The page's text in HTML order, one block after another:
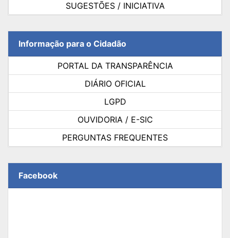
SUGESTÕES / INICIATIVA
Informação para o Cidadão
PORTAL DA TRANSPARÊNCIA
DIÁRIO OFICIAL
LGPD
OUVIDORIA / E-SIC
PERGUNTAS FREQUENTES
Facebook